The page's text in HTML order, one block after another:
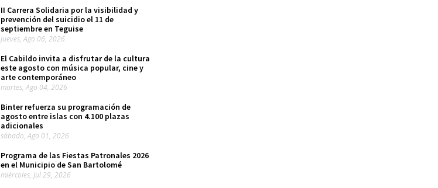
II Carrera Solidaria por la visibilidad y
prevención del suicidio el 11 de
septiembre en Teguise
jueves, Ago 06, 2026
El Cabildo invita a disfrutar de la cultura
este agosto con música popular, cine y
arte contemporáneo
martes, Ago 04, 2026
Binter refuerza su programación de
agosto entre islas con 4.100 plazas
adicionales
sábado, Ago 01, 2026
Programa de las Fiestas Patronales 2026
en el Municipio de San Bartolomé
miércoles, Jul 29, 2026